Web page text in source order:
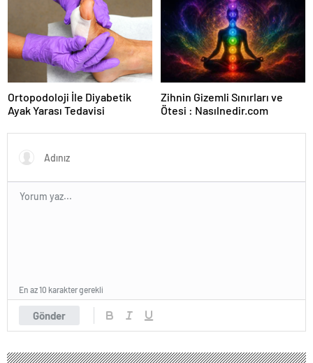
Ortopodoloji İle Diyabetik
Ayak Yarası Tedavisi
Zihnin Gizemli Sınırları ve
Ötesi : Nasılnedir.com
Gönder
En az 10 karakter gerekli